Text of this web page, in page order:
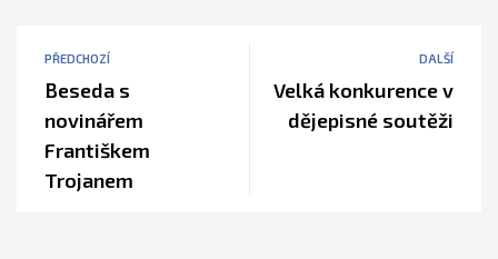
PŘEDCHOZÍ
Beseda s
novinářem
Františkem
Trojanem
DALŠÍ
Velká konkurence v
dějepisné soutěži